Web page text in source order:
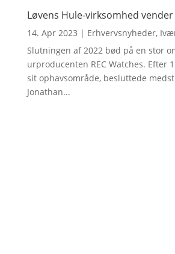
Løvens Hule-virksomhed
14. Apr 2023 | Erhvervsnyheder,
Slutningen af 2022 bød på en stor
urproducenten REC Watches. Efter
sit ophavsområde, besluttede
Jonathan...